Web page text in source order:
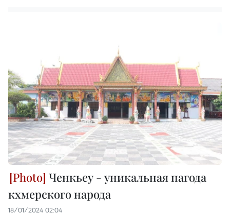
Ченкьеу - уникальная пагода
кхмерского народа
18/01/2024 02:04